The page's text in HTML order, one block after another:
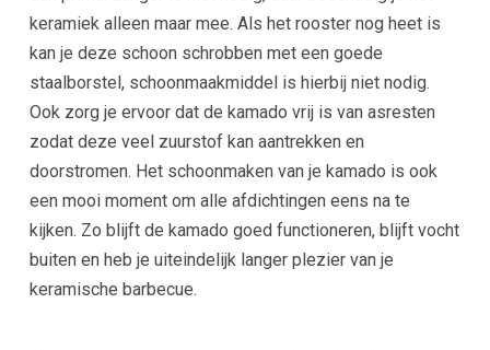
keramiek alleen maar mee. Als het rooster nog heet is
kan je deze schoon schrobben met een goede
staalborstel, schoonmaakmiddel is hierbij niet nodig.
Ook zorg je ervoor dat de kamado vrij is van asresten
zodat deze veel zuurstof kan aantrekken en
doorstromen. Het schoonmaken van je kamado is ook
een mooi moment om alle afdichtingen eens na te
kijken. Zo blijft de kamado goed functioneren, blijft vocht
buiten en heb je uiteindelijk langer plezier van je
keramische barbecue.